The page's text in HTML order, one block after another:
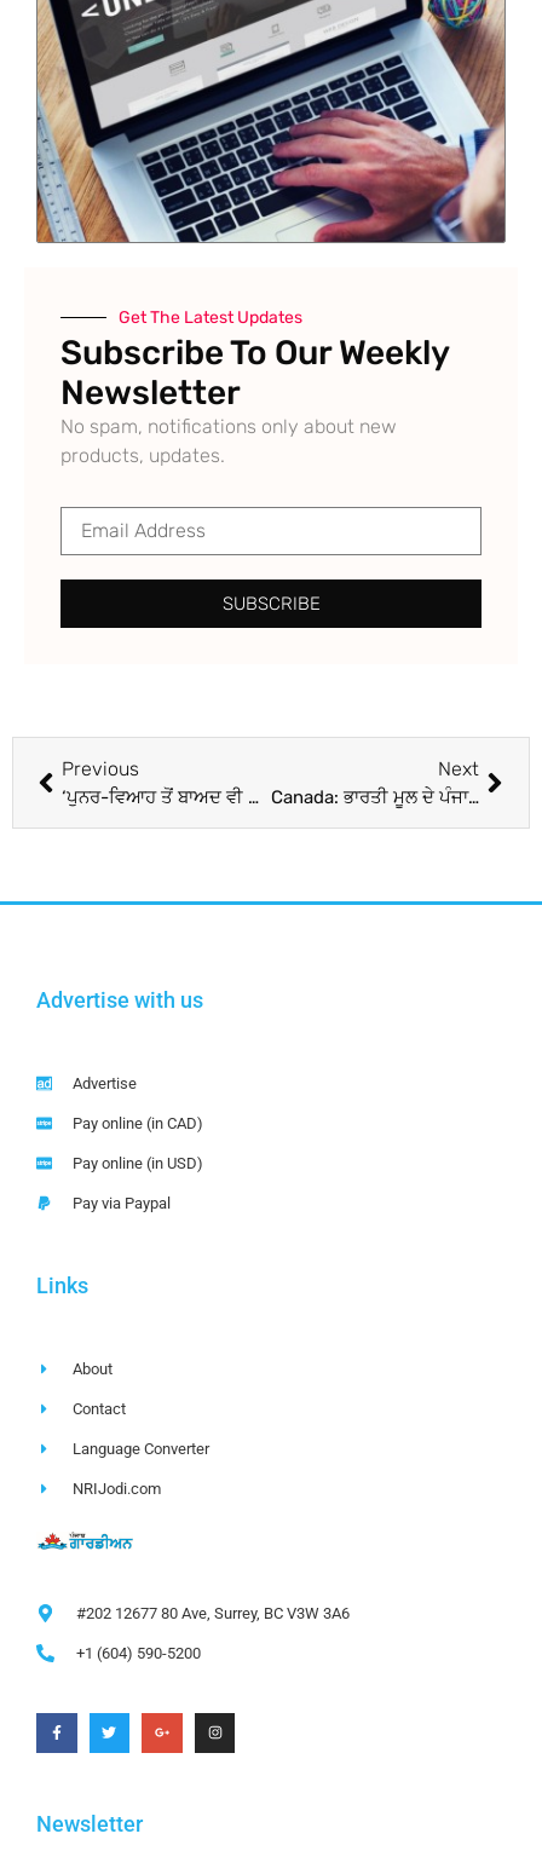
Get The Latest Updates
Subscribe To Our Weekly
Newsletter
No spam, notifications only about new
products, updates.
SUBSCRIBE
Previous
‘ਪੁਨਰ-ਵਿਆਹ ਤੋਂ ਬਾਅਦ ਵੀ ਪਹਿਲੇ ਪਤੀ ਤੋਂ ਗੁਜ਼ਾਰਾ ਭੱਤੇ ਦਾ ਪੂਰਾ ਅਧਿਕਾਰ’, ਮੁਸਲਿਮ ਔਰਤਾਂ ਦੇ ਹੱਕ ‘ਚ HC ਦਾ ਅਹਿਮ ਫੈਸਲਾ
Next
Canada: ਭਾਰਤੀ ਮੂਲ ਦੇ ਪੰਜਾਬੀ ਨੇ ਕੈਨੇਡੀਅਨ ਪੁਲਿਸ ਨੂੰ ਪਾਇਆ ਵਖ਼ਤ, ਕੀਤਾ ਇਹ ਕੰਮ…
Advertise with us
Advertise
Pay online (in CAD)
Pay online (in USD)
Pay via Paypal
Links
About
Contact
Language Converter
NRIJodi.com
#202 12677 80 Ave, Surrey, BC V3W 3A6
+1 (604) 590-5200
Newsletter